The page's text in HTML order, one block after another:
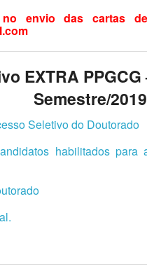
envio das cartas
EXTRA PPGCG
Semestre/2019
Seletivo do Doutorado
habilitados